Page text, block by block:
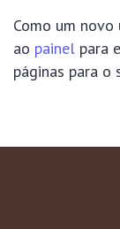
Como um
ao painel para
páginas para o